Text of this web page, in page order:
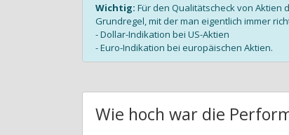
Wichtig: Für den Qualitätscheck von
Grundregel, mit der man eigentlich immer
- Dollar-Indikation bei US-Aktien
- Euro-Indikation bei europäischen Aktien.
Wie hoch war die